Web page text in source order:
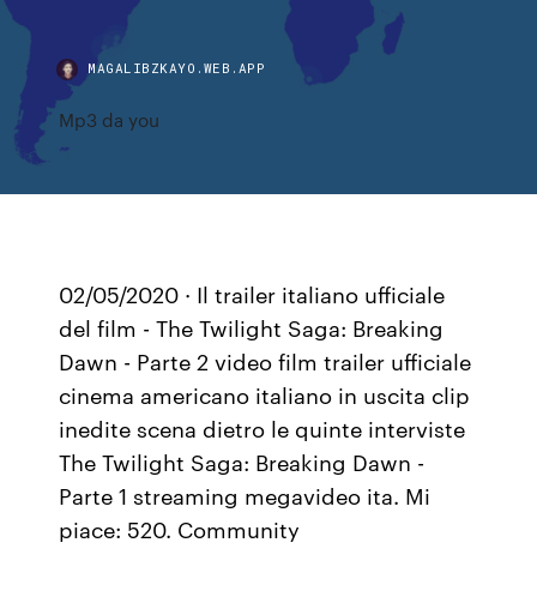
MAGALIBZKAYO.WEB.APP
Mp3 da you
02/05/2020 · Il trailer italiano ufficiale
del film - The Twilight Saga: Breaking
Dawn - Parte 2 video film trailer ufficiale
cinema americano italiano in uscita clip
inedite scena dietro le quinte interviste
The Twilight Saga: Breaking Dawn -
Parte 1 streaming megavideo ita. Mi
piace: 520. Community